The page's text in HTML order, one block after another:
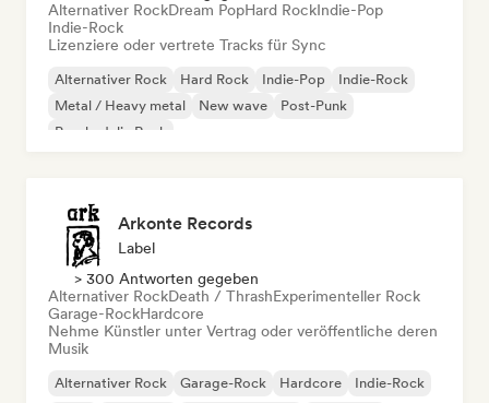
Alternativer RockDream PopHard RockIndie-Pop
Indie-Rock
Lizenziere oder vertrete Tracks für Sync
Alternativer Rock Hard Rock Indie-Pop
Indie-Rock
Metal / Heavy metal
New wave
Post-Punk
Psychedelic Rock
Arkonte Records
Label
> 300 Antworten gegeben
Alternativer RockDeath / ThrashExperimenteller Rock
Garage-RockHardcore
Nehme Künstler unter Vertrag oder veröffentliche deren
Musik
Alternativer Rock Garage-Rock Hardcore
Indie-Rock